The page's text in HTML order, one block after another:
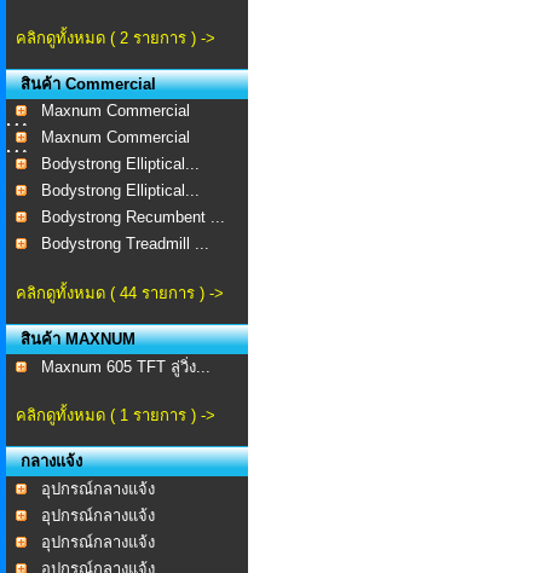
คลิกดูทั้งหมด ( 2 รายการ ) ->
สินค้า Commercial
Maxnum Commercial
MA-...Maxnum Commercial
MA-...Bodystrong Elliptical...
Bodystrong Elliptical...
Bodystrong Recumbent ...
Bodystrong Treadmill ...
คลิกดูทั้งหมด ( 44 รายการ ) ->
สินค้า MAXNUM
Maxnum 605 TFT ลู่วิ่ง...
คลิกดูทั้งหมด ( 1 รายการ ) ->
กลางแจ้ง
อุปกรณ์กลางแจ้ง
อุปกรณ์กลางแจ้ง
อุปกรณ์กลางแจ้ง
อุปกรณ์กลางแจ้ง